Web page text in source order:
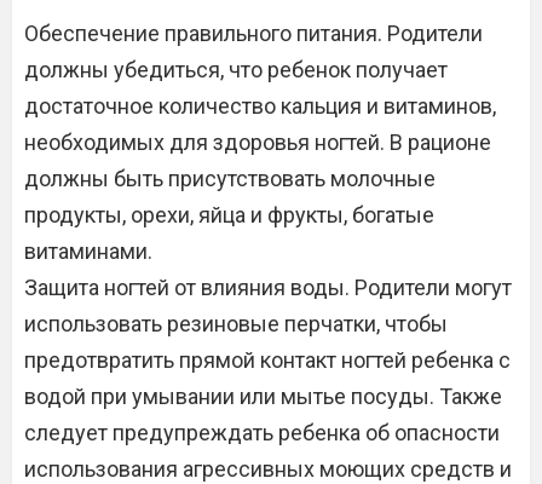
Обеспечение правильного питания. Родители
должны убедиться, что ребенок получает
достаточное количество кальция и витаминов,
необходимых для здоровья ногтей. В рационе
должны быть присутствовать молочные
продукты, орехи, яйца и фрукты, богатые
витаминами.
Защита ногтей от влияния воды. Родители могут
использовать резиновые перчатки, чтобы
предотвратить прямой контакт ногтей ребенка с
водой при умывании или мытье посуды. Также
следует предупреждать ребенка об опасности
использования агрессивных моющих средств и